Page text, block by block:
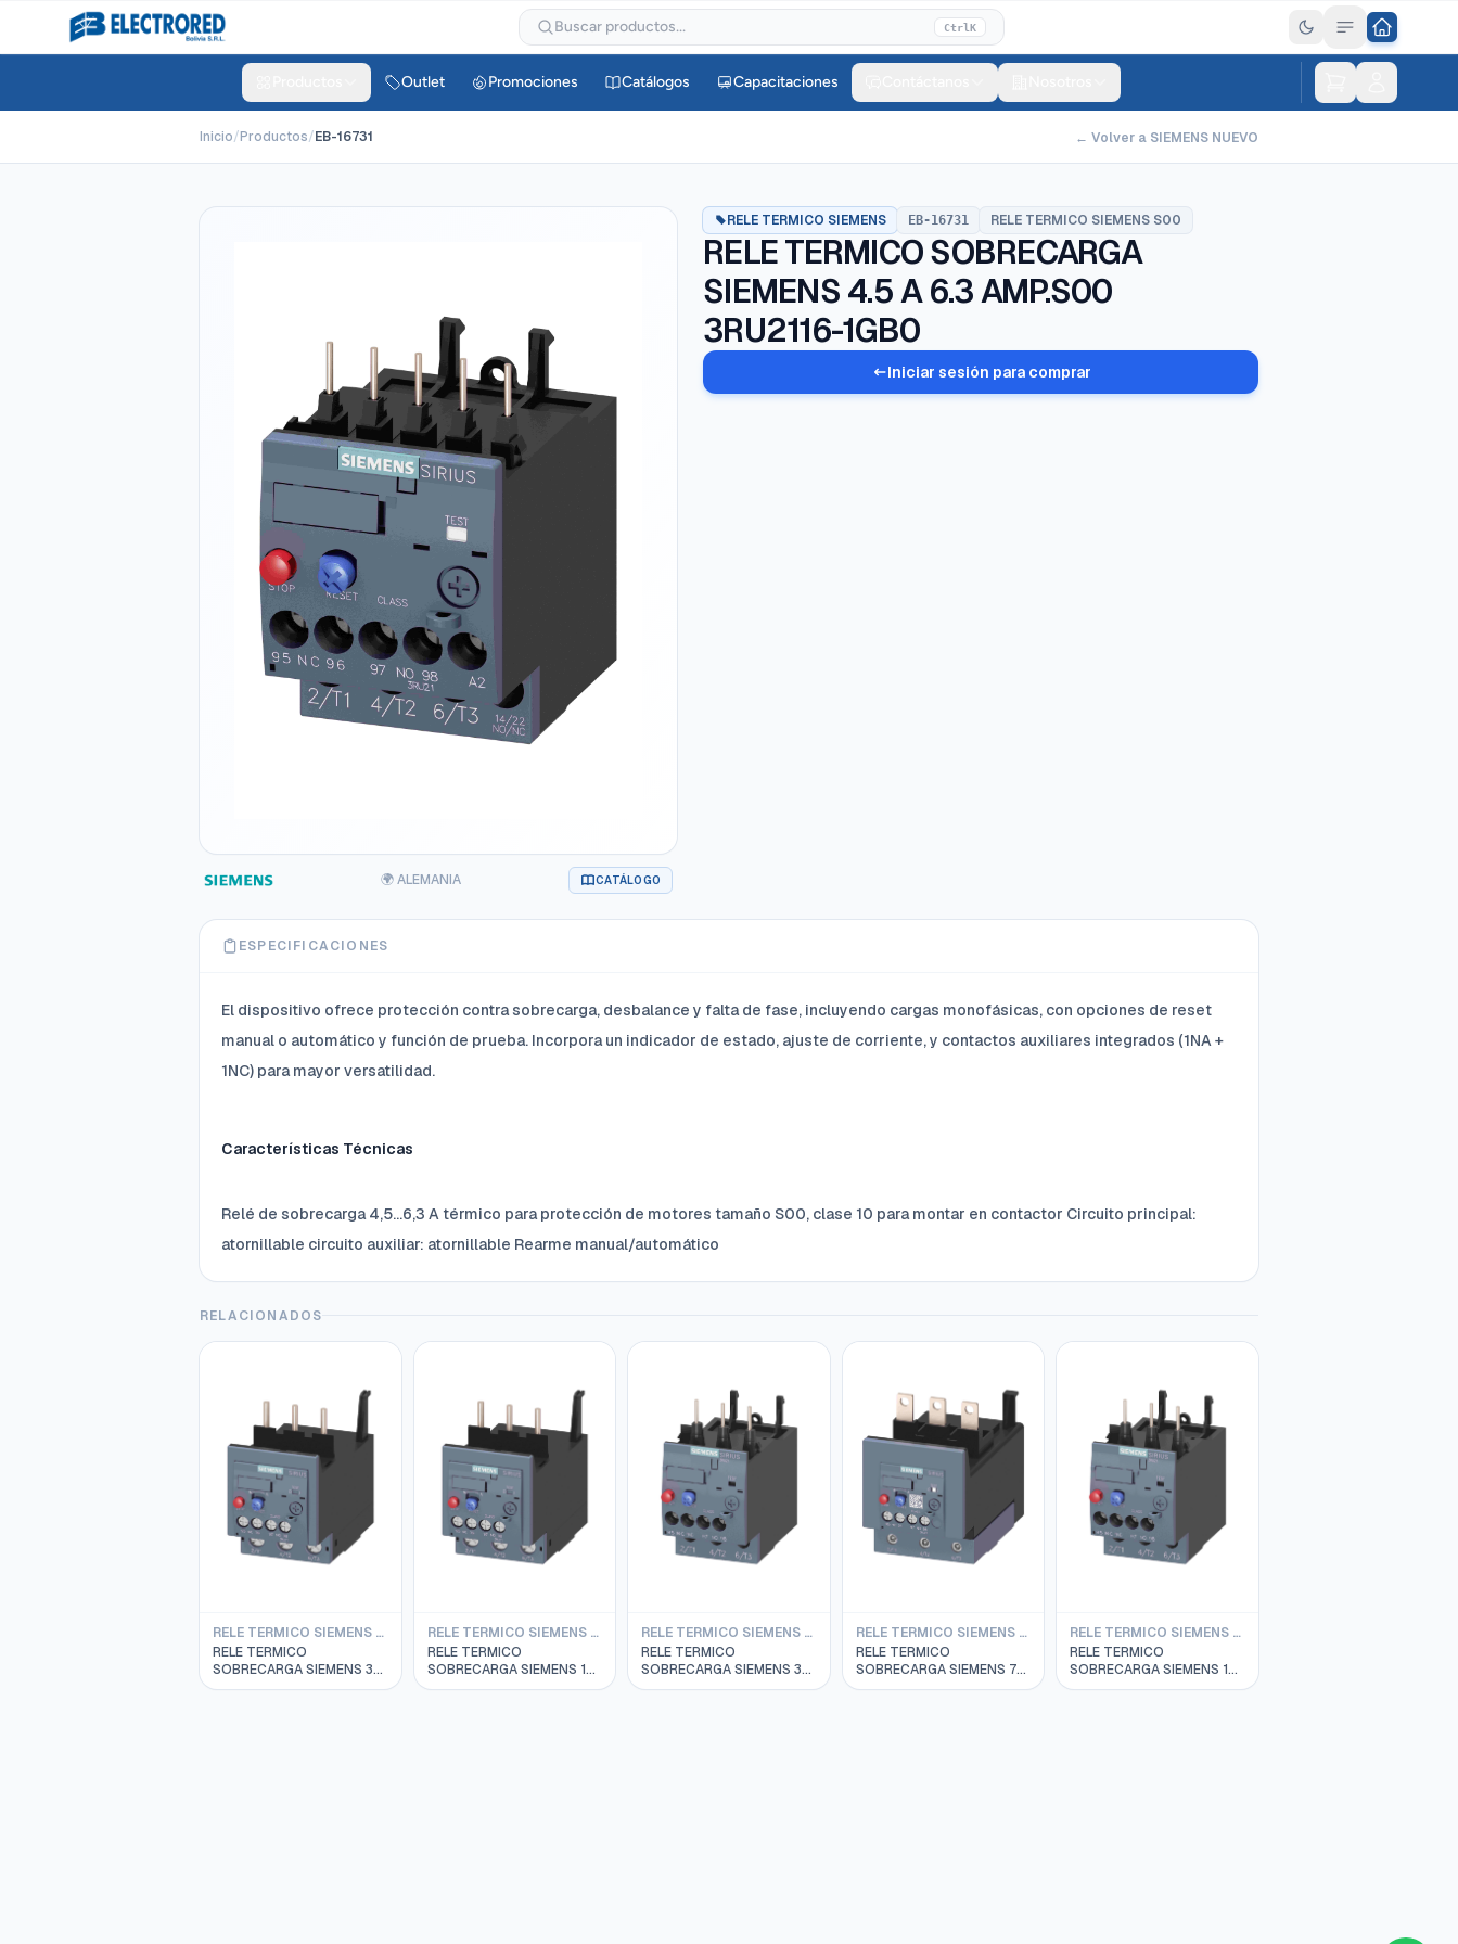
Buscar productos... Ctrl K
Outlet Promociones Catálogos Capacitaciones
Inicio/Productos/EB-16731 ← Volver a SIEMENS NUEVO
🌍 ALEMANIA CATÁLOGO
RELE TERMICO SIEMENS EB-16731 RELE TERMICO SIEMENS S00
RELE TERMICO SOBRECARGA
SIEMENS 4.5 A 6.3 AMP.S00
3RU2116-1GB0
Iniciar sesión para comprar
ESPECIFICACIONES
El dispositivo ofrece protección contra sobrecarga, desbalance y falta de fase, incluyendo cargas monofásicas, con opciones de reset
manual o automático y función de prueba. Incorpora un indicador de estado, ajuste de corriente, y contactos auxiliares integrados (1NA +
1NC) para mayor versatilidad.
Características Técnicas
Relé de sobrecarga 4,5...6,3 A térmico para protección de motores tamaño S00, clase 10 para montar en contactor Circuito principal:
atornillable circuito auxiliar: atornillable Rearme manual/automático
RELACIONADOS
RELE TERMICO SIEMENS S2
RELE TERMICO
SOBRECARGA SIEMENS 36
A 45 AMP.S2 3RU2136-
RELE TERMICO SIEMENS S2
RELE TERMICO
SOBRECARGA SIEMENS 14
A 20 AMP.S2 3RU2136-
RELE TERMICO SIEMENS S0
RELE TERMICO
SOBRECARGA SIEMENS 30
A 36 AMP.S0 3RU2126-
RELE TERMICO SIEMENS S3
RELE TERMICO
SOBRECARGA SIEMENS 70
A 90 AMP.S3 3RU2146-
RELE TERMICO SIEMENS S0
RELE TERMICO
SOBRECARGA SIEMENS 17
A 22 AMP.S0 3RU2126-